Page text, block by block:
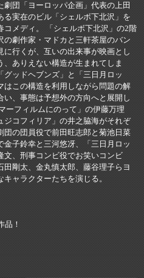
団「ヨーロッパ企画」代表の上田
実在のビル「シェルボ下北沢」を
メディ。 「シェルボ下北沢」の2階
の劇作家・マドカと三軒茶屋のバン
に行くが、互いの出来事が映画とし
ありえない構造が生まれてしま
グッドヘブンズ」と「三日月ロッ
はこの構造を利用しながら問題の解
、事態は予想外の方向へと展開し
ーフィルムにのって」の伊藤万理
ジコフィリア」の井之脇海がそれぞ
団の団員役で前田旺志郎と菊池日菜
子鈴幸と三河悠冴、「三日月ロッ
文、刑事コンビ役でお笑いコンビ
田剛太、金丸慎太郎、藤谷理子らヨ
ャラクターたちを演じる。
品！